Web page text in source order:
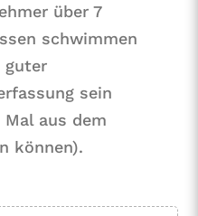
über 7
schwimmen
guter
sein
aus dem
können).